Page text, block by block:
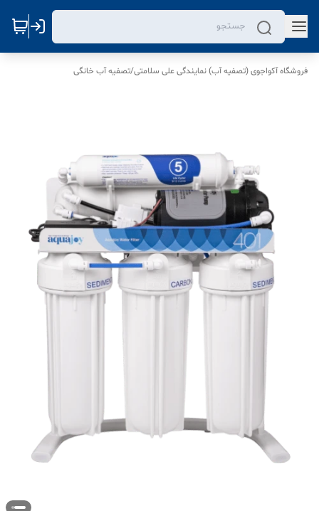
فروشگاه آکواجوی (تصفیه آب) نمایندگی علی سلامتی/تصفیه آب خانگی